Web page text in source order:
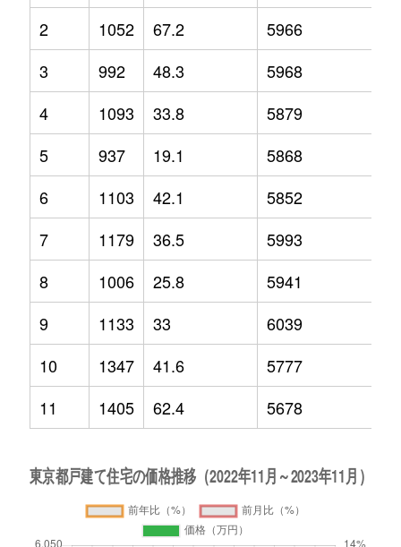
2
1052 67.2 5966
3
992 48.3 5968
4
1093 33.8 5879
5
937 19.1 5868
6
1103 42.1 5852
7
1179 36.5 5993
8
1006 25.8 5941
9
1133 33 6039
10
1347 41.6 5777
11
1405 62.4 5678